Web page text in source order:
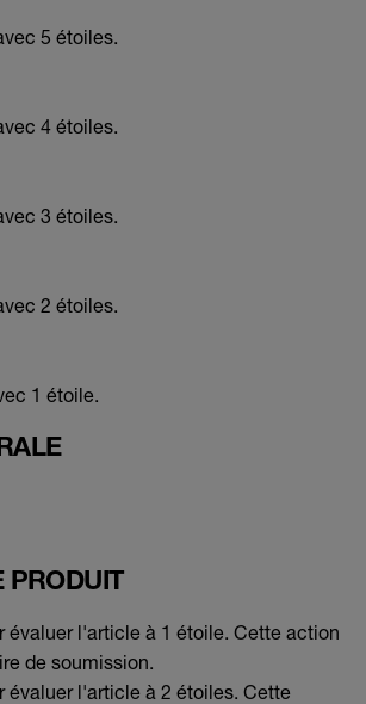
5 étoiles.
4 étoiles.
3 étoiles.
2 étoiles.
1 étoile.
PRODUIT
évaluer l'article à 1 étoile. Cette action
de soumission.
évaluer l'article à 2 étoiles. Cette